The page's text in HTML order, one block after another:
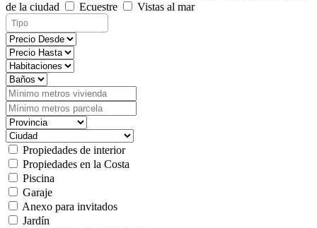
de la ciudad
Ecuestre Vistas al mar
Propiedades de interior
Propiedades en la Costa
Piscina
Garaje
Anexo para invitados
Jardín